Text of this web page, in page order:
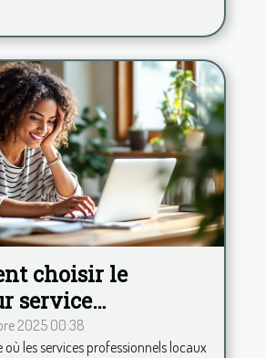
choisir le
service
local en
2025 00:38
les services professionnels locaux